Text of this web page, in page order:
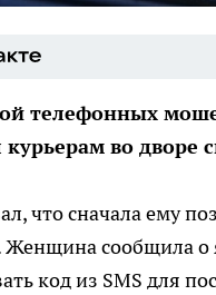
телефонных
во дворе
что сначала ему
Женщина сообщила
код из SMS для